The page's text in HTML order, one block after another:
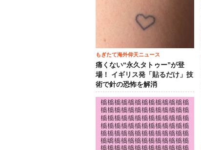
もぎたて海外仰天ニュース
痛くない“永久タトゥー”が登
場！ イギリス発「貼るだけ」技
術で針の恐怖を解消